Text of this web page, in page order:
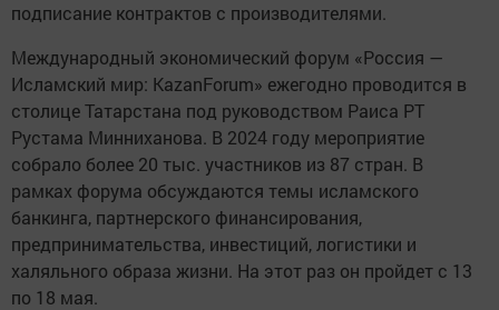
подписание контрактов с производителями.
Международный экономический форум «Россия —
Исламский мир: KazanForum» ежегодно проводится в
столице Татарстана под руководством Раиса РТ
Рустама Минниханова. В 2024 году мероприятие
собрало более 20 тыс. участников из 87 стран. В
рамках форума обсуждаются темы исламского
банкинга, партнерского финансирования,
предпринимательства, инвестиций, логистики и
халяльного образа жизни. На этот раз он пройдет с 13
по 18 мая.